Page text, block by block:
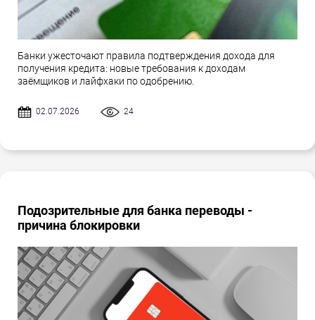
Банки ужесточают правила подтверждения дохода для
получения кредита: новые требования к доходам
заёмщиков и лайфхаки по одобрению.
02.07.2026 24
Подозрительные для банка переводы -
причина блокировки